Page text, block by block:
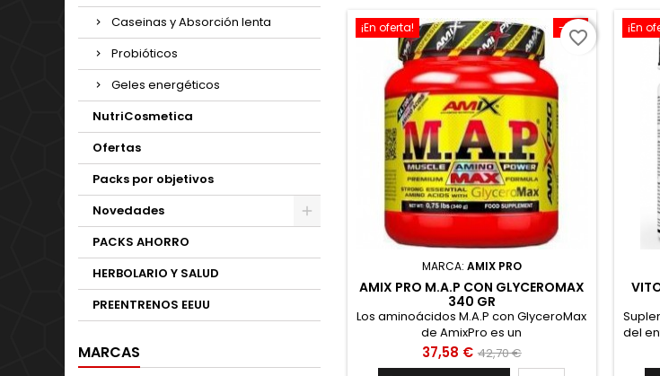
Caseinas y Absorción lenta
Probióticos
Geles energéticos
NutriCosmetica
Ofertas
Packs por objetivos
Novedades
PACKS AHORRO
HERBOLARIO Y SALUD
PREENTRENOS EEUU
MARCAS
-12%
¡En oferta!
MARCA: AMIX PRO
AMIX PRO M.A.P CON GLYCEROMAX
340 GR
Los aminoácidos M.A.P con GlyceroMax
de AmixPro es un
complemento alimenticio pre-entreno
en polvo a
Precio
37,58 € Precio
42,70 €
favorite_border ¡En
del